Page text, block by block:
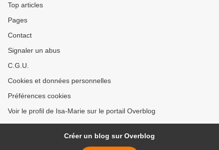
Top articles
Pages
Contact
Signaler un abus
C.G.U.
Cookies et données personnelles
Préférences cookies
Voir le profil de Isa-Marie sur le portail Overblog
Créer un blog sur Overblog